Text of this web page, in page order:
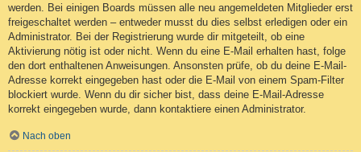
werden. Bei einigen Boards müssen alle neu angemeldeten Mitglieder erst
freigeschaltet werden – entweder musst du dies selbst erledigen oder ein
Administrator. Bei der Registrierung wurde dir mitgeteilt, ob eine
Aktivierung nötig ist oder nicht. Wenn du eine E-Mail erhalten hast, folge
den dort enthaltenen Anweisungen. Ansonsten prüfe, ob du deine E-Mail-
Adresse korrekt eingegeben hast oder die E-Mail von einem Spam-Filter
blockiert wurde. Wenn du dir sicher bist, dass deine E-Mail-Adresse
korrekt eingegeben wurde, dann kontaktiere einen Administrator.
Nach oben